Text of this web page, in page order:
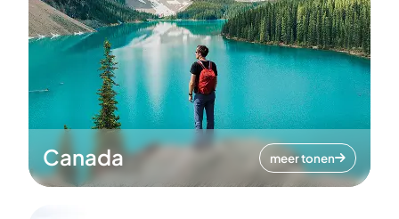
Canada meer tonen